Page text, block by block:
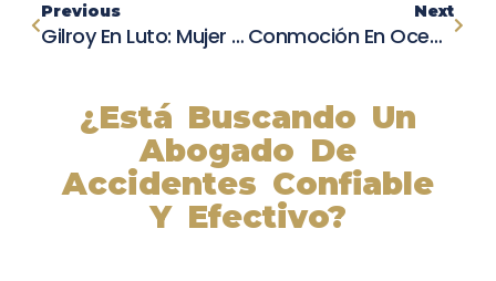
Previous
Gilroy En Luto: Mujer Muere Al Ser Golpeada Por Tren De Union Pacific En Impactante Incidente
Next
Conmoción En Oceanside: Bebé De 16 Meses Muere Tras Ser Golpeado Por Camioneta En Terrible Accidente
¿Está Buscando Un
Abogado De
Accidentes Confiable
Y Efectivo?